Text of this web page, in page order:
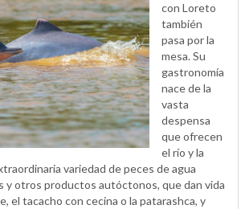
con Loreto
también
pasa por la
mesa. Su
gastronomía
nace de la
vasta
despensa
que ofrecen
el río y la
variedad de peces de agua
y otros productos autóctonos, que dan vida
el tacacho con cecina o la patarashca, y